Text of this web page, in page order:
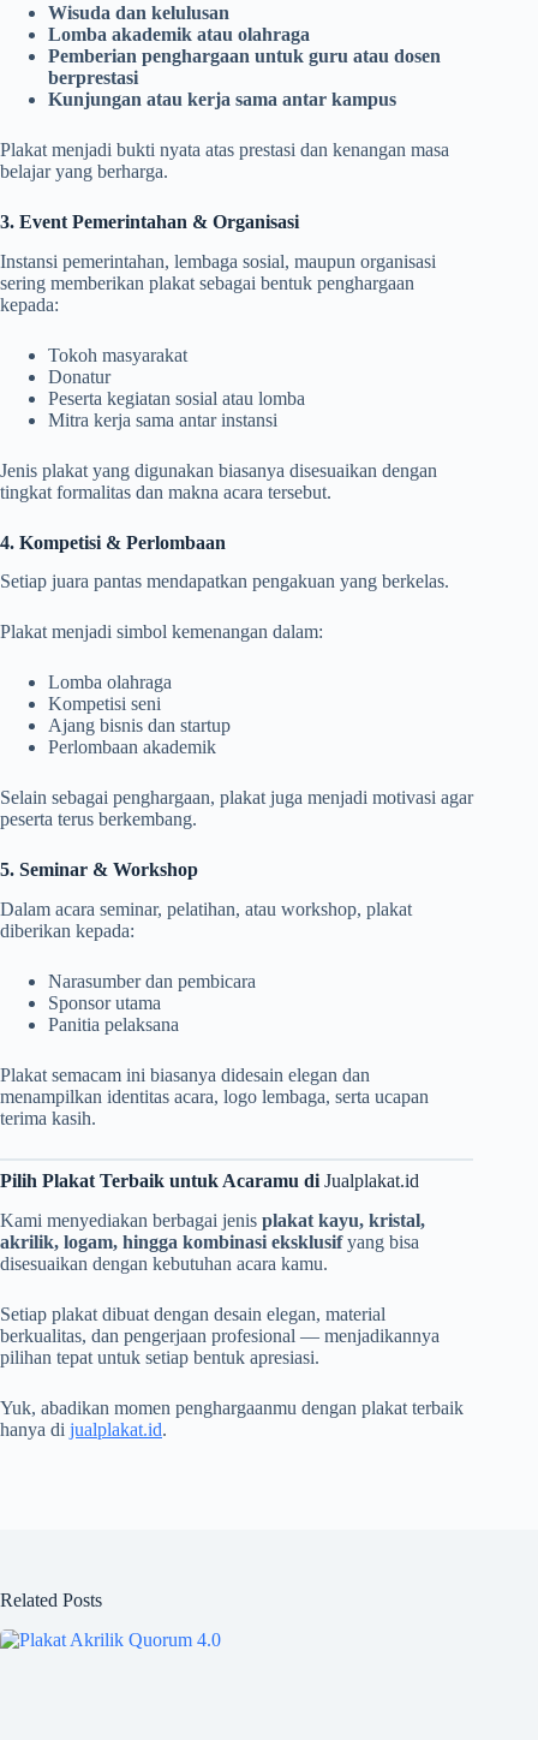
Wisuda dan kelulusan
Lomba akademik atau olahraga
Pemberian penghargaan untuk guru atau dosen
berprestasi
Kunjungan atau kerja sama antar kampus
Plakat menjadi bukti nyata atas prestasi dan kenangan masa
belajar yang berharga.
3. Event Pemerintahan & Organisasi
Instansi pemerintahan, lembaga sosial, maupun organisasi
sering memberikan plakat sebagai bentuk penghargaan
kepada:
Tokoh masyarakat
Donatur
Peserta kegiatan sosial atau lomba
Mitra kerja sama antar instansi
Jenis plakat yang digunakan biasanya disesuaikan dengan
tingkat formalitas dan makna acara tersebut.
4. Kompetisi & Perlombaan
Setiap juara pantas mendapatkan pengakuan yang berkelas.
Plakat menjadi simbol kemenangan dalam:
Lomba olahraga
Kompetisi seni
Ajang bisnis dan startup
Perlombaan akademik
Selain sebagai penghargaan, plakat juga menjadi motivasi agar
peserta terus berkembang.
5. Seminar & Workshop
Dalam acara seminar, pelatihan, atau workshop, plakat
diberikan kepada:
Narasumber dan pembicara
Sponsor utama
Panitia pelaksana
Plakat semacam ini biasanya didesain elegan dan
menampilkan identitas acara, logo lembaga, serta ucapan
terima kasih.
Pilih Plakat Terbaik untuk Acaramu di Jualplakat.id
Kami menyediakan berbagai jenis plakat kayu, kristal,
akrilik, logam, hingga kombinasi eksklusifyang bisa
disesuaikan dengan kebutuhan acara kamu.
Setiap plakat dibuat dengan desain elegan, material
berkualitas, dan pengerjaan profesional — menjadikannya
pilihan tepat untuk setiap bentuk apresiasi.
Yuk, abadikan momen penghargaanmu dengan plakat terbaik
hanya di jualplakat.id.
Related Posts